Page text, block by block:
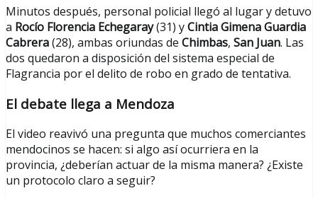
Minutos después, personal policial llegó al lugar y detuvo
a Rocío Florencia Echegaray(31) yCintia Gimena Guardia
Cabrera(28), ambas oriundas de Chimbas, San Juan. Las
dos quedaron a disposición del sistema especial de
Flagrancia por el delito de robo en grado de tentativa.
El debate llega a Mendoza
El video reavivó una pregunta que muchos comerciantes
mendocinos se hacen: si algo así ocurriera en la
provincia, ¿deberían actuar de la misma manera? ¿Existe
un protocolo claro a seguir?